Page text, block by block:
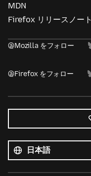
MDN
Firefox リリースノート
@Mozilla をフォロー
@Firefox をフォロー
べ
て
の
言
言
語